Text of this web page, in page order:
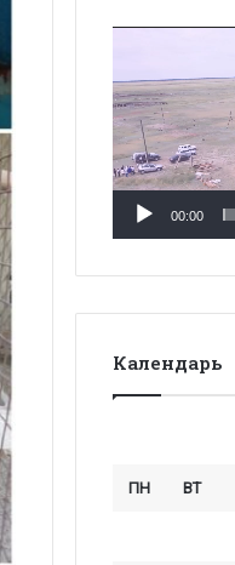
00:00
Календарь
ПН ВТ